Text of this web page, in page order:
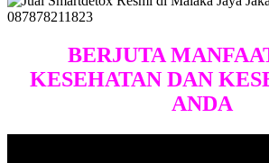
BERJUTA
KESEHATAN DAN
ANDA